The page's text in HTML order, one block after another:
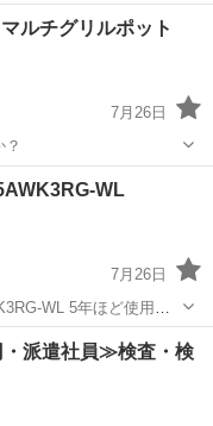
せん♪ * タイマー付
ルチグリルポット
7月26日
WL
7月26日
。 魚焼きグリルは新品
派遣社員≫検査・検